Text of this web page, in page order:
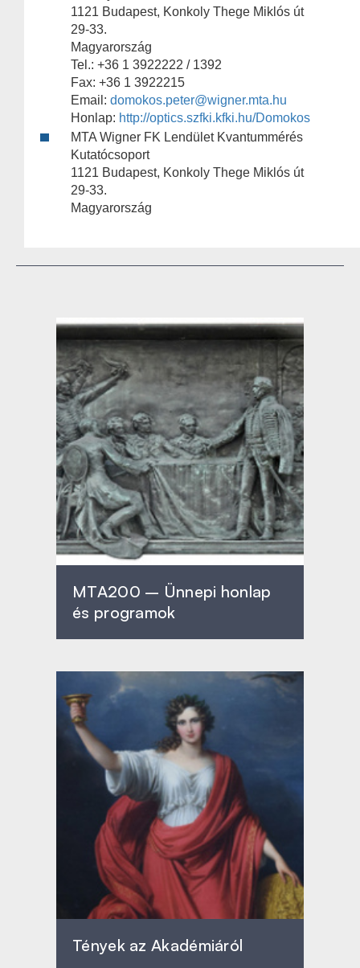
1121 Budapest, Konkoly Thege Miklós út
29-33.
Magyarország
Tel.: +36 1 3922222 / 1392
Fax: +36 1 3922215
Email: domokos.peter@wigner.mta.hu
Honlap: http://optics.szfki.kfki.hu/Domokos
MTA Wigner FK Lendület Kvantummérés
Kutatócsoport
1121 Budapest, Konkoly Thege Miklós út
29-33.
Magyarország
MTA200 – Ünnepi honlap
és programok
Tények az Akadémiáról